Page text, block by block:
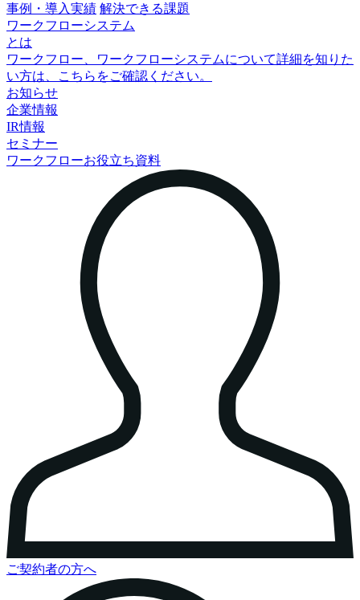
事例・導入実績 解決できる課題
ワークフローシステム
とは
ワークフロー、ワークフローシステムについて詳細を知りた
い方は、こちらをご確認ください。
お知らせ
企業情報
IR情報
セミナー
ワークフローお役立ち資料
ご契約者の方へ